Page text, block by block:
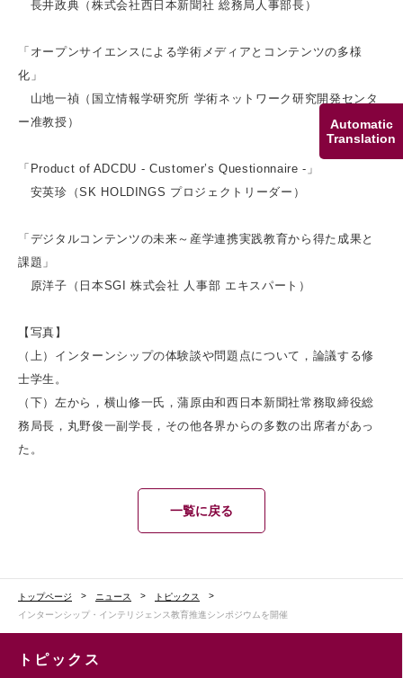
Automatic
Translation
長井政典（株式会社西日本新聞社 総務局人事部長）
「オープンサイエンスによる学術メディアとコンテンツの多様
化」
山地一禎（国立情報学研究所 学術ネットワーク研究開発センタ
ー准教授）
「Product of ADCDU - Customer’s Questionnaire -」
安英珍（SK HOLDINGS プロジェクトリーダー）
「デジタルコンテンツの未来～産学連携実践教育から得た成果と
課題」
原洋子（日本SGI 株式会社 人事部 エキスパート）
【写真】
（上）インターンシップの体験談や問題点について，論議する修
士学生。
（下）左から，横山修一氏，蒲原由和西日本新聞社常務取締役総
務局長，丸野俊一副学長，その他各界からの多数の出席者があっ
た。
一覧に戻る
トップページ ニュース
トピックス
インターンシップ・インテリジェンス教育推進シンポジウムを開催
トピックス